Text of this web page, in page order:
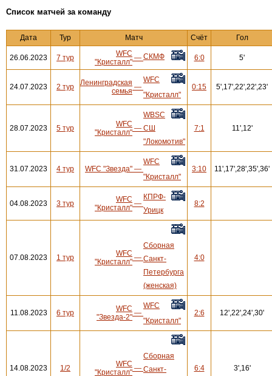
Cписок матчей за команду
Дата Тур Матч Счёт Гол
26.06.2023 7 тур
WFC
"Кристалл" — СКМФ 6:0 5'
24.07.2023 2 тур
Ленинградская
семья —
WFC
"Кристалл"
0:15 5',17',22',22',23'
28.07.2023 5 тур
WFC
"Кристалл" —
WBSC
СШ
"Локомотив"
7:1 11',12'
31.07.2023 4 тур WFC "Звезда" —
WFC
"Кристалл"
3:10 11',17',28',35',36'
04.08.2023 3 тур
WFC
"Кристалл" —
КПРФ-
Урицк
8:2
07.08.2023 1 тур
WFC
"Кристалл" —
Сборная
Санкт-
Петербурга
(женская)
4:0
11.08.2023 6 тур
WFC
"Звезда-2" —
WFC
"Кристалл"
2:6 12',22',24',30'
14.08.2023 1/2
WFC
"Кристалл" —
Сборная
Санкт-
6:4 3',16'